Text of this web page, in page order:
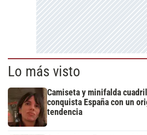
Lo más visto
Camiseta y minifalda
conquista España con un
tendencia